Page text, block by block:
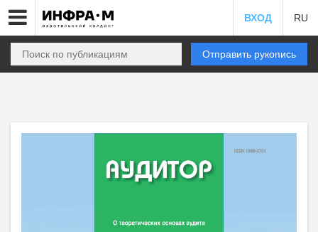
ВХОД RU
Отправить рукопись